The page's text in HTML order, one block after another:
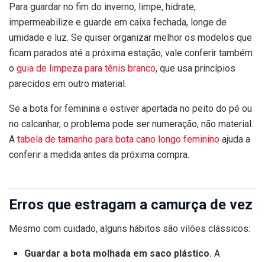
Para guardar no fim do inverno, limpe, hidrate,
impermeabilize e guarde em caixa fechada, longe de
umidade e luz. Se quiser organizar melhor os modelos que
ficam parados até a próxima estação, vale conferir também
o guia de limpeza para tênis branco, que usa princípios
parecidos em outro material.
Se a bota for feminina e estiver apertada no peito do pé ou
no calcanhar, o problema pode ser numeração, não material.
A tabela de tamanho para bota cano longo feminino ajuda a
conferir a medida antes da próxima compra.
Erros que estragam a camurça de vez
Mesmo com cuidado, alguns hábitos são vilões clássicos:
Guardar a bota molhada em saco plástico. A